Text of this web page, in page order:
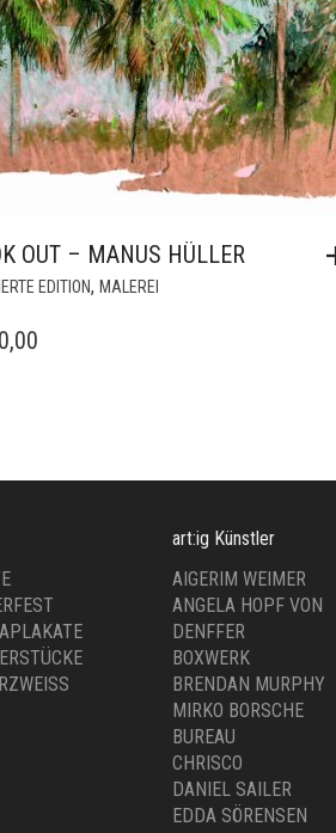
OUT – MANUS HÜLLER
EDITION, MALEREI
art:ig Künstler
AIGERIM WEIMER
ANGELA HOPF VON
DENFFER
BOXWERK
BRENDAN MURPHY
MIRKO BORSCHE
BUREAU
CHRISCO
DANIEL SAILER
EDDA SÖRENSEN